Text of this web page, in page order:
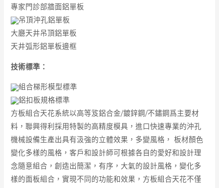
專家門診部牆面鋁單板
吊頂沖孔鋁單板
大廳天井吊頂鋁單板
天井弧形鋁單板邊框
技術標準：
組合梯形模型標準
鋁扣板規格標準
方板組合天花系統以高等笈鋁合金/鍍鋅鋼/不鏽鋼爲主要材
料，聯興得利採用特製的高精度模具，進口快速專業的沖孔
機械設備生產出具有汲強的立體效果，多變風格， 板材顏色
變化多樣的風格，客戶和設計師可根據各自的愛好和設計理
念隨意組合，創造出簡潔，有序，大氣的設計風格，變化多
樣的面板組合，實現不同的功能和效果，方板組合天花不僅